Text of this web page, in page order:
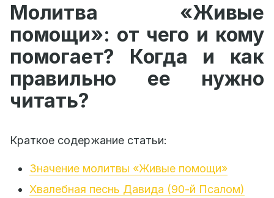
Молитва «Живые
помощи»: от чего и кому
помогает? Когда и как
правильно ее нужно
читать?
Краткое содержание статьи:
Значение молитвы «Живые помощи»
Хвалебная песнь Давида (90-й Псалом)